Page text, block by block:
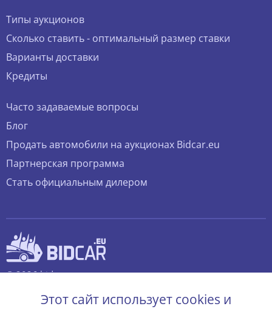
Типы аукционов
Сколько ставить - оптимальный размер ставки
Варианты доставки
Кредиты
Часто задаваемые вопросы
Блог
Продать автомобили на аукционах Bidcar.eu
Партнерская программа
Стать официальным дилером
© 2026 bidcar.eu
Этот сайт использует cookies и